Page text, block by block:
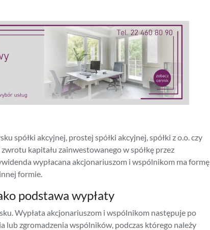
spółki akcyjnej, prostej spółki akcyjnej, spółki z o.o. czy
kapitału zainwestowanego w spółkę przez
wypłacana akcjonariuszom i wspólnikom ma formę
formie.
podstawa wypłaty
Wypłata akcjonariuszom i wspólnikom następuje po
lub zgromadzenia wspólników, podczas którego należy